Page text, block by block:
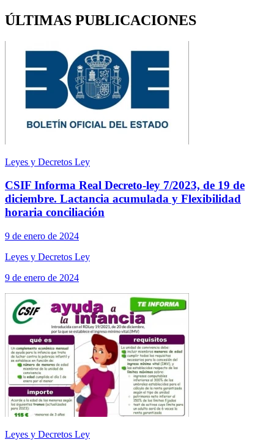
ÚLTIMAS PUBLICACIONES
Leyes y Decretos Ley
CSIF Informa Real Decreto-ley 7/2023, de 19 de
diciembre. Lactancia acumulada y Flexibilidad
horaria conciliación
9 de enero de 2024
Leyes y Decretos Ley
9 de enero de 2024
Leyes y Decretos Ley